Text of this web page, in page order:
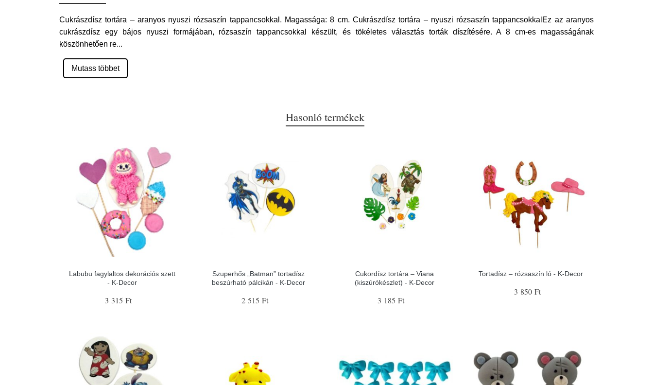
Cukrászdísz tortára – aranyos nyuszi rózsaszín tappancsokkal. Magassága: 8 cm. Cukrászdísz tortára – nyuszi rózsaszín tappancsokkalEz az aranyos
cukrászdísz egy bájos nyuszi formájában, rózsaszín tappancsokkal készült, és tökéletes választás torták díszítésére. A 8 cm-es magasságának
köszönhetően re...
Mutass többet
Hasonló termékek
Labubu fagylaltos dekorációs szett
- K-Decor
3 315 Ft
Szuperhős „Batman” tortadísz
beszúrható pálcikán - K-Decor
2 515 Ft
Cukordísz tortára – Viana
(kiszúrókészlet) - K-Decor
3 185 Ft
Tortadísz – rózsaszín ló - K-Decor
3 850 Ft